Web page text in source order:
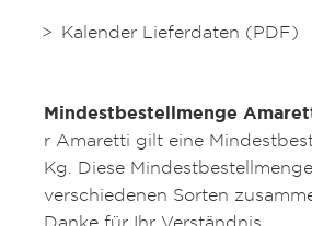
Kalender Lieferdaten (PDF)
Mindestbestellmenge
r Amaretti gilt eine
Kg. Diese
verschiedenen Sorten